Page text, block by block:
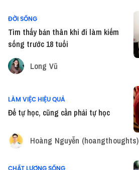
ĐỜI SỐNG
Tìm thấy bản thân khi đi làm kiếm
sống trước 18 tuổi
Long Vũ
LÀM VIỆC HIỆU QUẢ
Để tự học, cũng cần phải tự học
Hoàng Nguyễn (hoangthoughts)